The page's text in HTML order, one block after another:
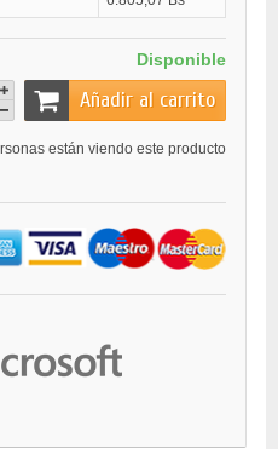
Disponible
Añadir al carrito
están viendo este producto